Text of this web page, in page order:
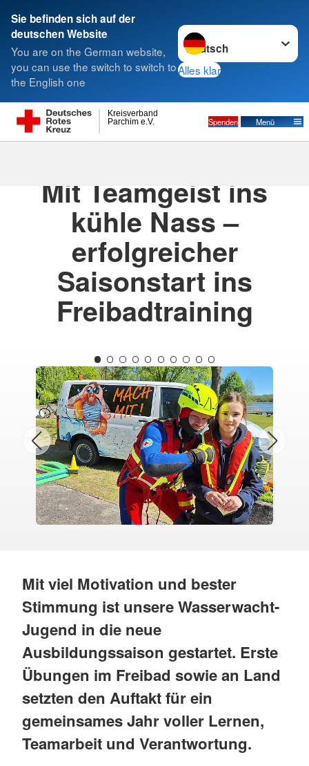
Sie befinden sich auf der
deutschen Website
You are on the German website,
you can use the switch to switch to
the English one
Sprache wechseln zu
Alles klar
Parchim e.V.
Kreisverband
Spenden Menü
Suche
Mit Teamgeist ins
kühle Nass –
erfolgreicher
Saisonstart ins
Freibadtraining
Mit viel Motivation und bester
Stimmung ist unsere Wasserwacht-
Jugend in die neue
Ausbildungssaison gestartet. Erste
Übungen im Freibad sowie an Land
setzten den Auftakt für ein
gemeinsames Jahr voller Lernen,
Teamarbeit und Verantwortung.